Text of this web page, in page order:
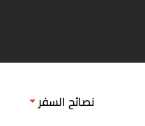
نصائح السفر